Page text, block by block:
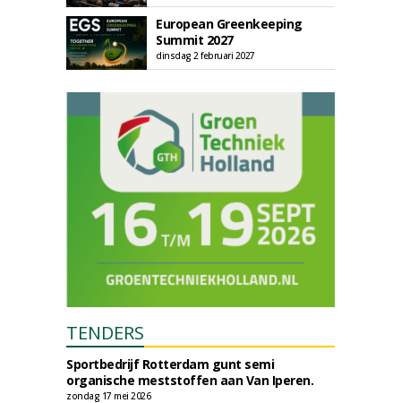
European Greenkeeping
Summit 2027
dinsdag 2 februari 2027
TENDERS
Sportbedrijf Rotterdam gunt semi
organische meststoffen aan Van Iperen.
zondag 17 mei 2026